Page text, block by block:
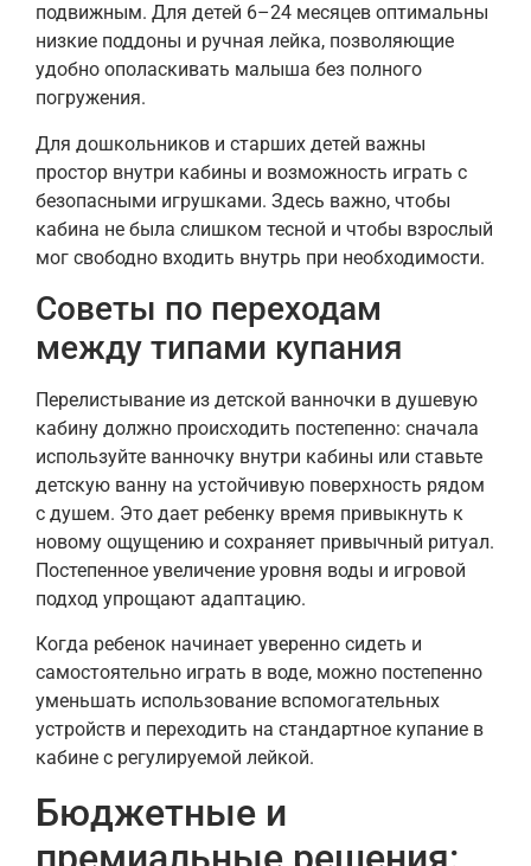
подвижным. Для детей 6–24 месяцев оптимальны
низкие поддоны и ручная лейка, позволяющие
удобно ополаскивать малыша без полного
погружения.
Для дошкольников и старших детей важны
простор внутри кабины и возможность играть с
безопасными игрушками. Здесь важно, чтобы
кабина не была слишком тесной и чтобы взрослый
мог свободно входить внутрь при необходимости.
Советы по переходам
между типами купания
Перелистывание из детской ванночки в душевую
кабину должно происходить постепенно: сначала
используйте ванночку внутри кабины или ставьте
детскую ванну на устойчивую поверхность рядом
с душем. Это дает ребенку время привыкнуть к
новому ощущению и сохраняет привычный ритуал.
Постепенное увеличение уровня воды и игровой
подход упрощают адаптацию.
Когда ребенок начинает уверенно сидеть и
самостоятельно играть в воде, можно постепенно
уменьшать использование вспомогательных
устройств и переходить на стандартное купание в
кабине с регулируемой лейкой.
Бюджетные и